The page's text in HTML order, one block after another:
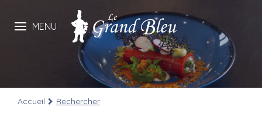
MENU
Accueil Rechercher